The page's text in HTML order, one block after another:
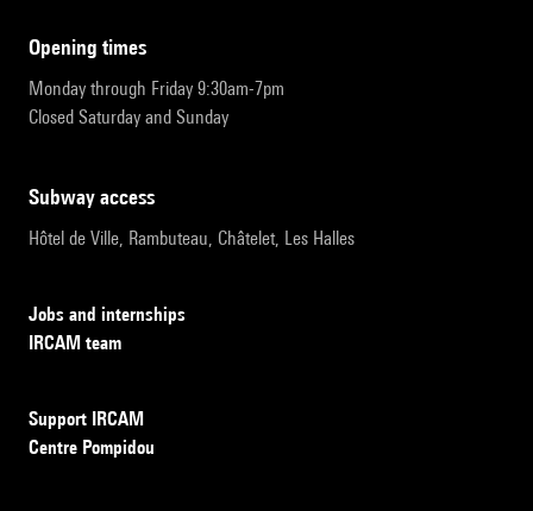
opening times
Monday through Friday 9:30am-7pm
Closed Saturday and Sunday
subway access
Hôtel de Ville, Rambuteau, Châtelet, Les Halles
Jobs and internships
IRCAM team
Support IRCAM
Centre Pompidou